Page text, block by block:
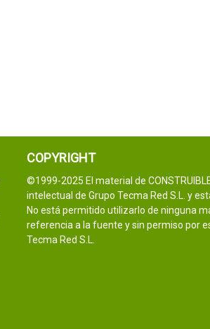
COPYRIGHT
©1999-2025 El material de
intelectual de Grupo Tecma Red S.L. y
No está permitido utilizarlo de ninguna
referencia a la fuente y sin permiso por
Tecma Red S.L.